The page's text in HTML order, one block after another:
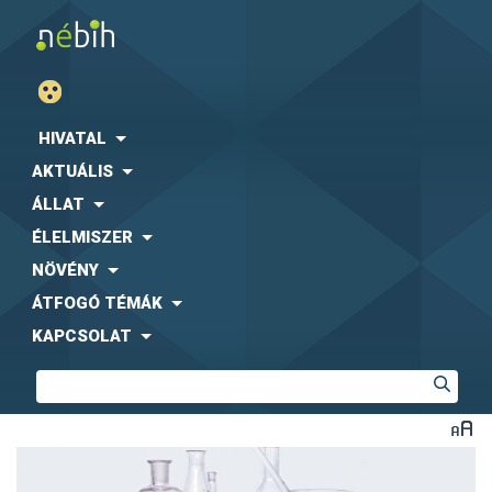
HIVATAL
AKTUÁLIS
ÁLLAT
ÉLELMISZER
NÖVÉNY
ÁTFOGÓ TÉMÁK
KAPCSOLAT